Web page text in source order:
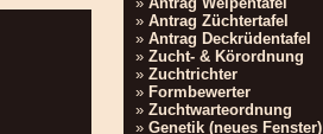
» Antrag Züchtertafel
» Antrag Deckrüdentafel
» Zucht- & Körordnung
» Zuchtrichter
» Formbewerter
» Zuchtwarteordnung
» Genetik (neues Fenster)